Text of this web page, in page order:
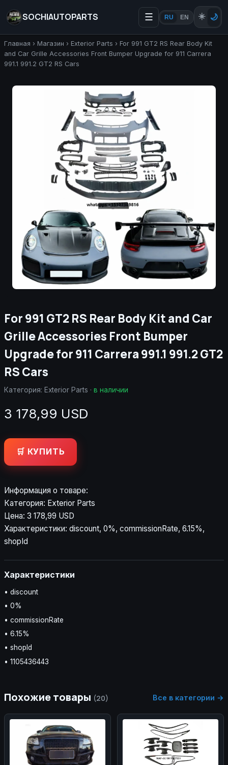
SOCHIAUTOPARTS ☰ RU EN ☀️ 🌙
Главная › Магазин › Exterior Parts › For 991 GT2 RS Rear Body Kit
and Car Grille Accessories Front Bumper Upgrade for 911 Carrera
991.1 991.2 GT2 RS Cars
For 991 GT2 RS Rear Body Kit and Car
Grille Accessories Front Bumper
Upgrade for 911 Carrera 991.1 991.2 GT2
RS Cars
Категория: Exterior Parts · в наличии
3 178,99 USD
🛒 КУПИТЬ
Информация о товаре:
Категория: Exterior Parts
Цена: 3 178,99 USD
Характеристики: discount, 0%, commissionRate, 6.15%,
shopId
Характеристики
• discount
• 0%
• commissionRate
• 6.15%
• shopId
• 1105436443
Похожие товары (20) Все в категории →